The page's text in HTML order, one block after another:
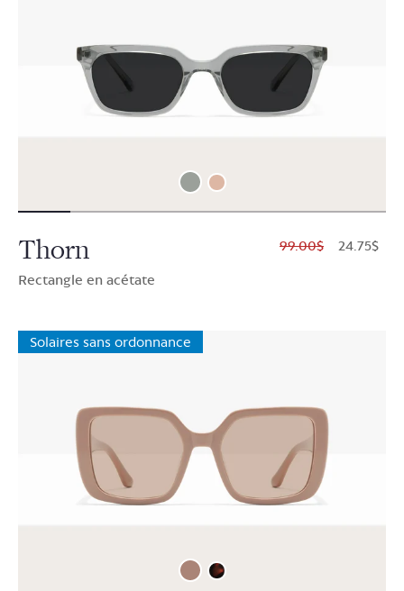
Thorn
Rectangle en acétate
$99.00 $24.75
Solaires sans ordonnance